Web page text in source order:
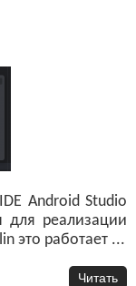
Android Studio
для реализации
это работает ...
Читать